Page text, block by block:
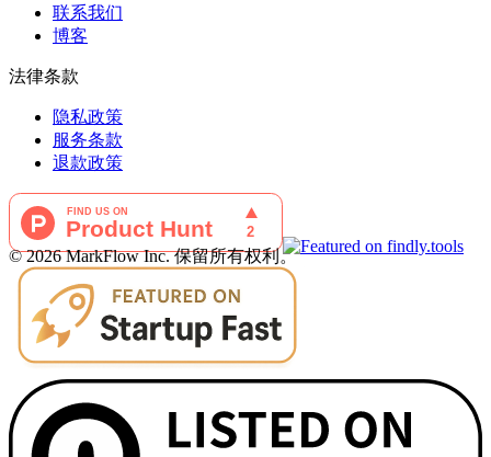
联系我们
博客
法律条款
隐私政策
服务条款
退款政策
©2026MarkFlow Inc.保留所有权利。